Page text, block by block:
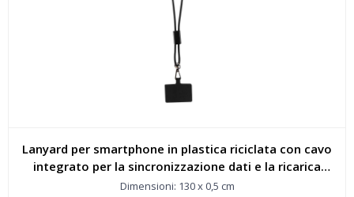
Lanyard per smartphone in plastica riciclata con cavo
integrato per la sincronizzazione dati e la ricarica
rapida 5 in 1 da 100 W Funi - 124453
Dimensioni: 130 x 0,5 cm